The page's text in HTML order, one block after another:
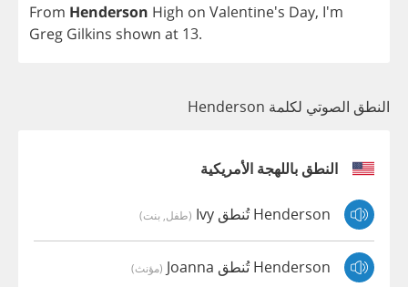
From Henderson High on Valentine's Day, I'm
Greg Gilkins shown at 13.
النطق الصوتي لكلمة Henderson
النطق باللهجة الأمريكية
Henderson تُنطق Ivy (طفل, بنت)
Henderson تُنطق Joanna (مؤنث)